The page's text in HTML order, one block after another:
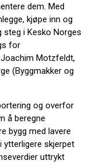
dem. Med
kjøpe inn og
steg i Kesko Norges
for
Motzfeldt,
(Byggmakker og
og overfor
å beregne
bygg med lavere
ytterligere skjerpet
uttrykt